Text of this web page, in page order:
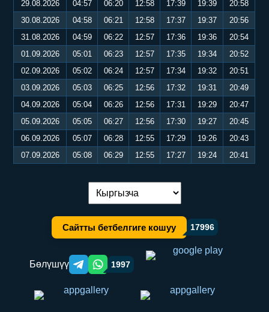
29.08.2026
04:57 06:20 12:58 17:39 19:39
20:58
30.08.2026
04:58 06:21 12:58 17:37 19:37
20:56
31.08.2026
04:59 06:22 12:57 17:36 19:36
20:54
01.09.2026
05:01 06:23 12:57 17:35 19:34
20:52
02.09.2026
05:02 06:24 12:57 17:34 19:32
20:51
03.09.2026
05:03 06:25 12:56 17:32 19:31
20:49
04.09.2026
05:04 06:26 12:56 17:31 19:29
20:47
05.09.2026
05:05 06:27 12:56 17:30 19:27
20:45
06.09.2026
05:07 06:28 12:55 17:29 19:26
20:43
07.09.2026
05:08 06:29 12:55 17:27 19:24 20:41
Тилди алмаштыруу:
Сайтты бетбелгиге кошуу 17996
Бөлүшүү Telegram orqali ulashish
WhatsApp orqali ulashish
1997